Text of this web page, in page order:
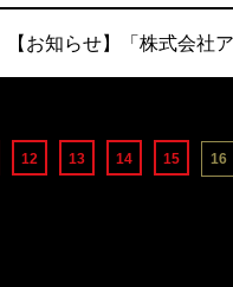
【お知らせ】「株式会社
12 13 14 15 16